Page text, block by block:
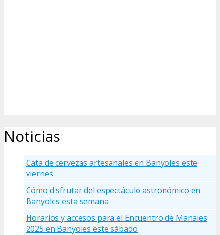
Noticias
Cata de cervezas artesanales en Banyoles este
viernes
Cómo disfrutar del espectáculo astronómico en
Banyoles esta semana
Horarios y accesos para el Encuentro de Manaies
2025 en Banyoles este sábado